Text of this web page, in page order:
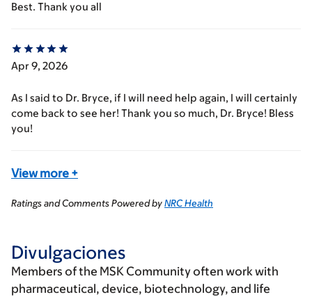
Best. Thank you all
Apr 9, 2026
As I said to Dr. Bryce, if I will need help again, I will certainly
come back to see her! Thank you so much, Dr. Bryce! Bless
you!
View more +
Ratings and Comments Powered byNRC Health
Divulgaciones
Members of the MSK Community often work with
pharmaceutical, device, biotechnology, and life